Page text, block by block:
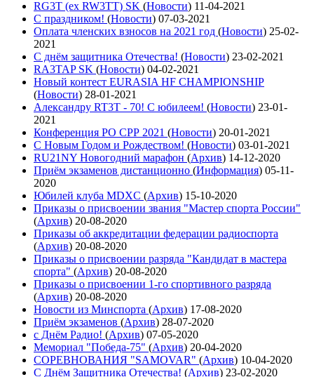
RG3T (ex RW3TT) SK (Новости) 11-04-2021
С праздником! (Новости) 07-03-2021
Оплата членских взносов на 2021 год (Новости) 25-02-
2021
С днём защитника Отечества! (Новости) 23-02-2021
RA3TAP SK (Новости) 04-02-2021
Новый контест EURASIA HF CHAMPIONSHIP
(Новости) 28-01-2021
Александру RT3T - 70! С юбилеем! (Новости) 23-01-
2021
Конференция РО СРР 2021 (Новости) 20-01-2021
С Новым Годом и Рождеством! (Новости) 03-01-2021
RU21NY Новогодний марафон (Архив) 14-12-2020
Приём экзаменов дистанционно (Информация) 05-11-
2020
Юбилей клуба MDXC (Архив) 15-10-2020
Приказы о присвоении звания "Мастер спорта России"
(Архив) 20-08-2020
Приказы об аккредитации федерации радиоспорта
(Архив) 20-08-2020
Приказы о присвоении разряда "Кандидат в мастера
спорта" (Архив) 20-08-2020
Приказы о присвоении 1-го спортивного разряда
(Архив) 20-08-2020
Новости из Минспорта (Архив) 17-08-2020
Приём экзаменов (Архив) 28-07-2020
с Днём Радио! (Архив) 07-05-2020
Мемориал "Победа-75" (Архив) 20-04-2020
СОРЕВНОВАНИЯ "SAMOVAR" (Архив) 10-04-2020
С Днём Защитника Отечества! (Архив) 23-02-2020